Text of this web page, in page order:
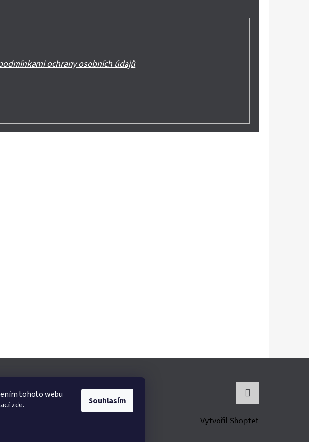
tohoto webu
zde. Souhlasím
ochrany osobních údajů
Vytvořil Shoptet